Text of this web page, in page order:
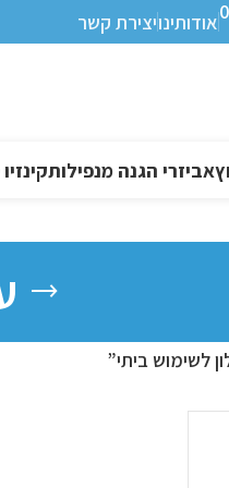
אודותינויצירת קשר
אביזרי הגנה מנפילות
לשימוש ביתי”